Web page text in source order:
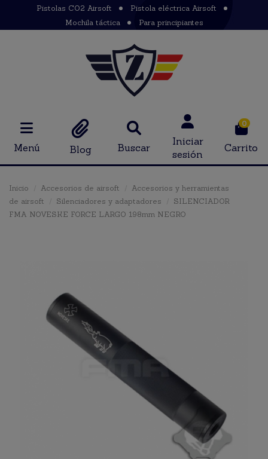
Pistolas CO2 Airsoft
Pistola eléctrica Airsoft
Mochila táctica
Para principiantes
Menú Blog Buscar
Iniciar
sesión
0
Carrito
Inicio Accesorios de airsoft
Accesorios y herramientas
de airsoft
Silenciadores y adaptadores
SILENCIADOR
FMA NOVESKE FORCE LARGO 198mm NEGRO